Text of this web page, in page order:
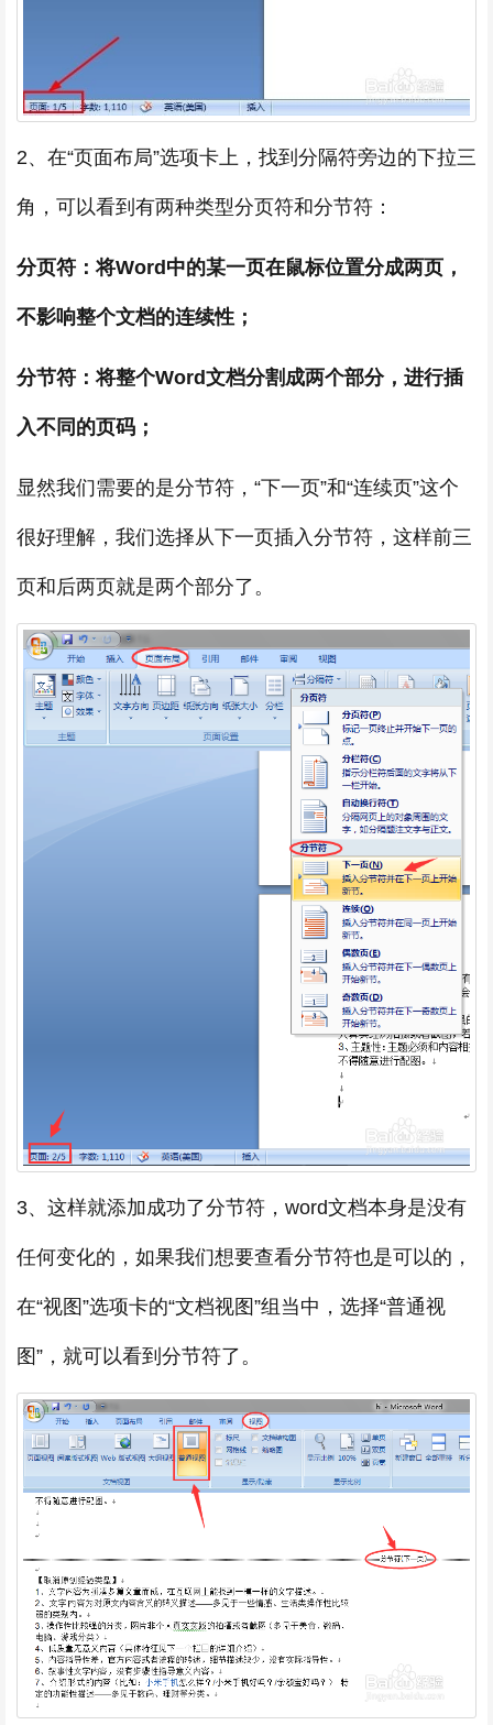
2、在“页面布局”选项卡上，找到分隔符旁边的下拉三
角，可以看到有两种类型分页符和分节符：
分页符：将Word中的某一页在鼠标位置分成两页，
不影响整个文档的连续性；
分节符：将整个Word文档分割成两个部分，进行插
入不同的页码；
显然我们需要的是分节符，“下一页”和“连续页”这个
很好理解，我们选择从下一页插入分节符，这样前三
页和后两页就是两个部分了。
3、这样就添加成功了分节符，word文档本身是没有
任何变化的，如果我们想要查看分节符也是可以的，
在“视图”选项卡的“文档视图”组当中，选择“普通视
图”，就可以看到分节符了。